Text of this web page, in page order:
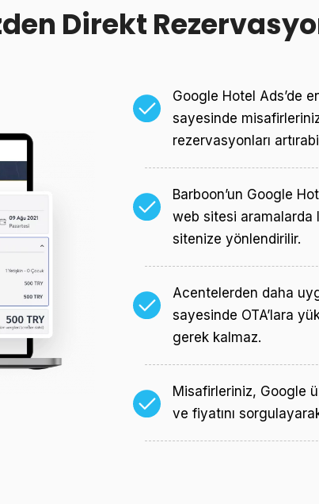
Direkt
Google Hotel Ads’de
sayesinde
rezervasyonları
Barboon’un Google
web sitesi aramalarda
sitenize yönlendirilir.
Acentelerden daha
sayesinde OTA’lara
gerek kalmaz.
Misafirleriniz, Google
ve fiyatını